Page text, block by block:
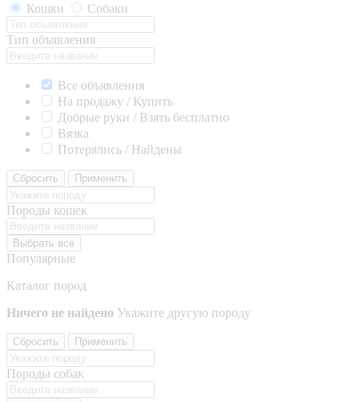
Кошки
Собаки
Тип объявления
Все объявления
На продажу / Купить
Добрые руки / Взять бесплатно
Вязка
Потерялись / Найдены
Сбросить Применить
Породы кошек
Выбрать все
Популярные
Каталог пород
Ничего не найдено Укажите другую породу
Сбросить Применить
Породы собак